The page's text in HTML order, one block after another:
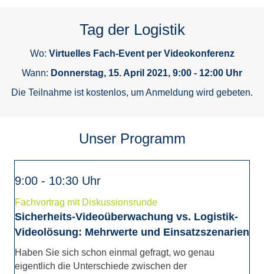
Tag der Logistik
Wo: Virtuelles Fach-Event per Videokonferenz
Wann: Donnerstag, 15. April 2021, 9:00 - 12:00 Uhr
Die Teilnahme ist kostenlos, um Anmeldung wird gebeten.
Unser Programm
9:00 - 10:30 Uhr
Fachvortrag mit Diskussionsrunde
Sicherheits-Videoüberwachung vs. Logistik-
Videolösung: Mehrwerte und Einsatzszenarien
Haben Sie sich schon einmal gefragt, wo genau
eigentlich die Unterschiede zwischen der